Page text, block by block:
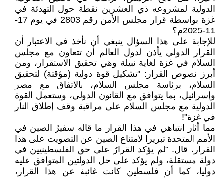
الدولية لمشروعه ذي العشرين نقطة حول التهدئة في
غزة بواسطة قرار مجلس الأمن رقم 2803 في يوم 17-
11-2025م؟
للإجابة على هذا السؤال ينبغي أن نأخذ في الاعتبار أن
القرار الدولي يأذن لدول العالم أن تتعاون مع مجلس
السلام في غزة لغاية نبيلة وهي تحقيق الاستقرار، ومن
أبرز نصوص القرار: "تشكيل قوة دولية (مؤقتة) لتحقيق
السلام، برئاسة مجلس السلام، بالاتفاق مع مصر
وإسرائيل، بما يتوافق مع القانون الدولي، وستعمل القوة
الدولية مع مجلس السلام على مراقبة وقف إطلاق النار
في غزة"!
مما أثار انتباهي في هذا القرار ما قاله سفيرُ الصين في
الأمم المتحدة تبريرا لامتناع الصين عن التصويت على هذا
القرار، قال: "لم يؤكد القرارُ على حق الفلسطينيين في
دولة مستقلة، ولم يؤكد على حل الدولتين المتوافق عليه
دوليا، كما أن فلسطين كانت غائبة عن هذا القرار،